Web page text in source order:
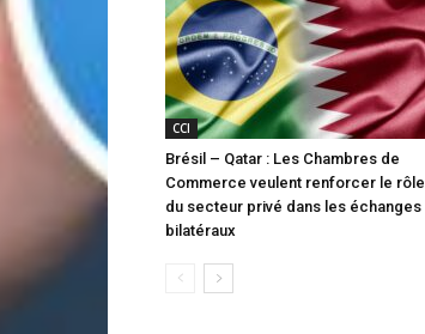
CCI
Brésil – Qatar : Les Chambres de
Commerce veulent renforcer le rôle
du secteur privé dans les échanges
bilatéraux